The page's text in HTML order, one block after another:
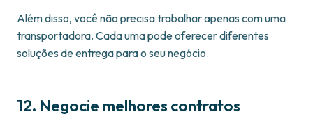
Além disso, você não precisa trabalhar apenas com uma
transportadora. Cada uma pode oferecer diferentes
soluções de entrega para o seu negócio.
12. Negocie melhores contratos